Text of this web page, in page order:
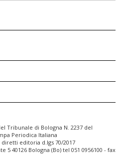
Tribunale di Bologna N. 2237 del
Periodica Italiana
editoria d.lgs 70/2017
40126 Bologna (Bo) tel 051 0956100 - fax